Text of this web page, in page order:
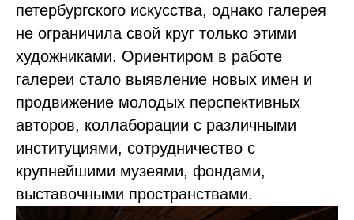
петербургского искусства, однако галерея
не ограничила свой круг только этими
художниками. Ориентиром в работе
галереи стало выявление новых имен и
продвижение молодых перспективных
авторов, коллаборации с различными
институциями, сотрудничество с
крупнейшими музеями, фондами,
выставочными пространствами.